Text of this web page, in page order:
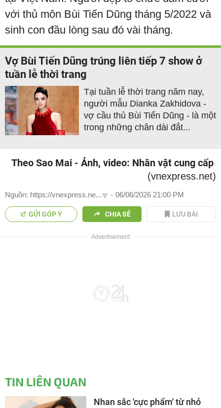
với thủ môn Bùi Tiến Dũng tháng 5/2022 và
sinh con đầu lòng sau đó vài tháng.
Vợ Bùi Tiến Dũng trúng liên tiếp 7 show ở
tuần lễ thời trang
Tại tuần lễ thời trang năm nay,
người mẫu Dianka Zakhidova -
vợ cầu thủ Bùi Tiến Dũng - là một
trong những chân dài đắt...
Theo Sao Mai - Ảnh, video: Nhân vật cung cấp
(vnexpress.net)
Nguồn: https://vnexpress.ne... - 06/06/2026 21:00 PM
GỬI GÓP Ý CHIA SẺ LƯU BÀI
TIN LIÊN QUAN
Nhan sắc 'cực phẩm' từ nhỏ